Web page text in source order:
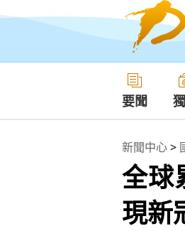
要聞
新聞中心>
全球
現新